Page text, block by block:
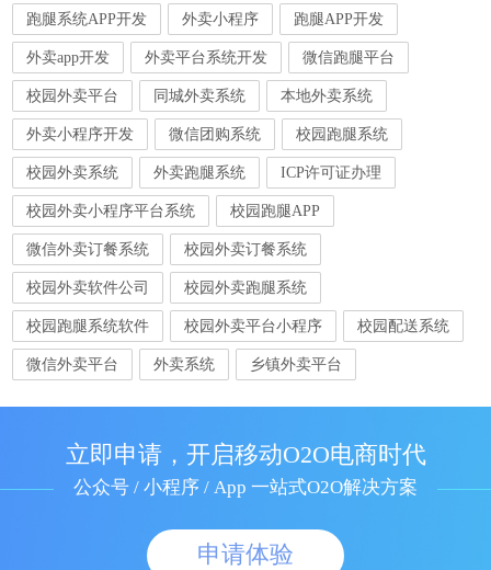
跑腿系统APP开发 外卖小程序 跑腿APP开发
外卖app开发 外卖平台系统开发 微信跑腿平台
校园外卖平台 同城外卖系统 本地外卖系统
外卖小程序开发 微信团购系统 校园跑腿系统
校园外卖系统 外卖跑腿系统 ICP许可证办理
校园外卖小程序平台系统 校园跑腿APP
微信外卖订餐系统 校园外卖订餐系统
校园外卖软件公司 校园外卖跑腿系统
校园跑腿系统软件 校园外卖平台小程序 校园配送系统
微信外卖平台 外卖系统 乡镇外卖平台
立即申请，开启移动O2O电商时代
公众号 / 小程序 / App 一站式O2O解决方案
申请体验